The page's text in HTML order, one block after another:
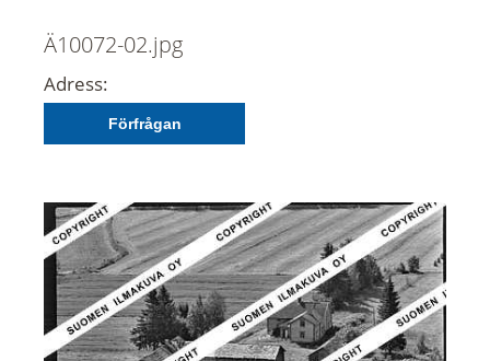
Ä10072-02.jpg
Adress:
Förfrågan